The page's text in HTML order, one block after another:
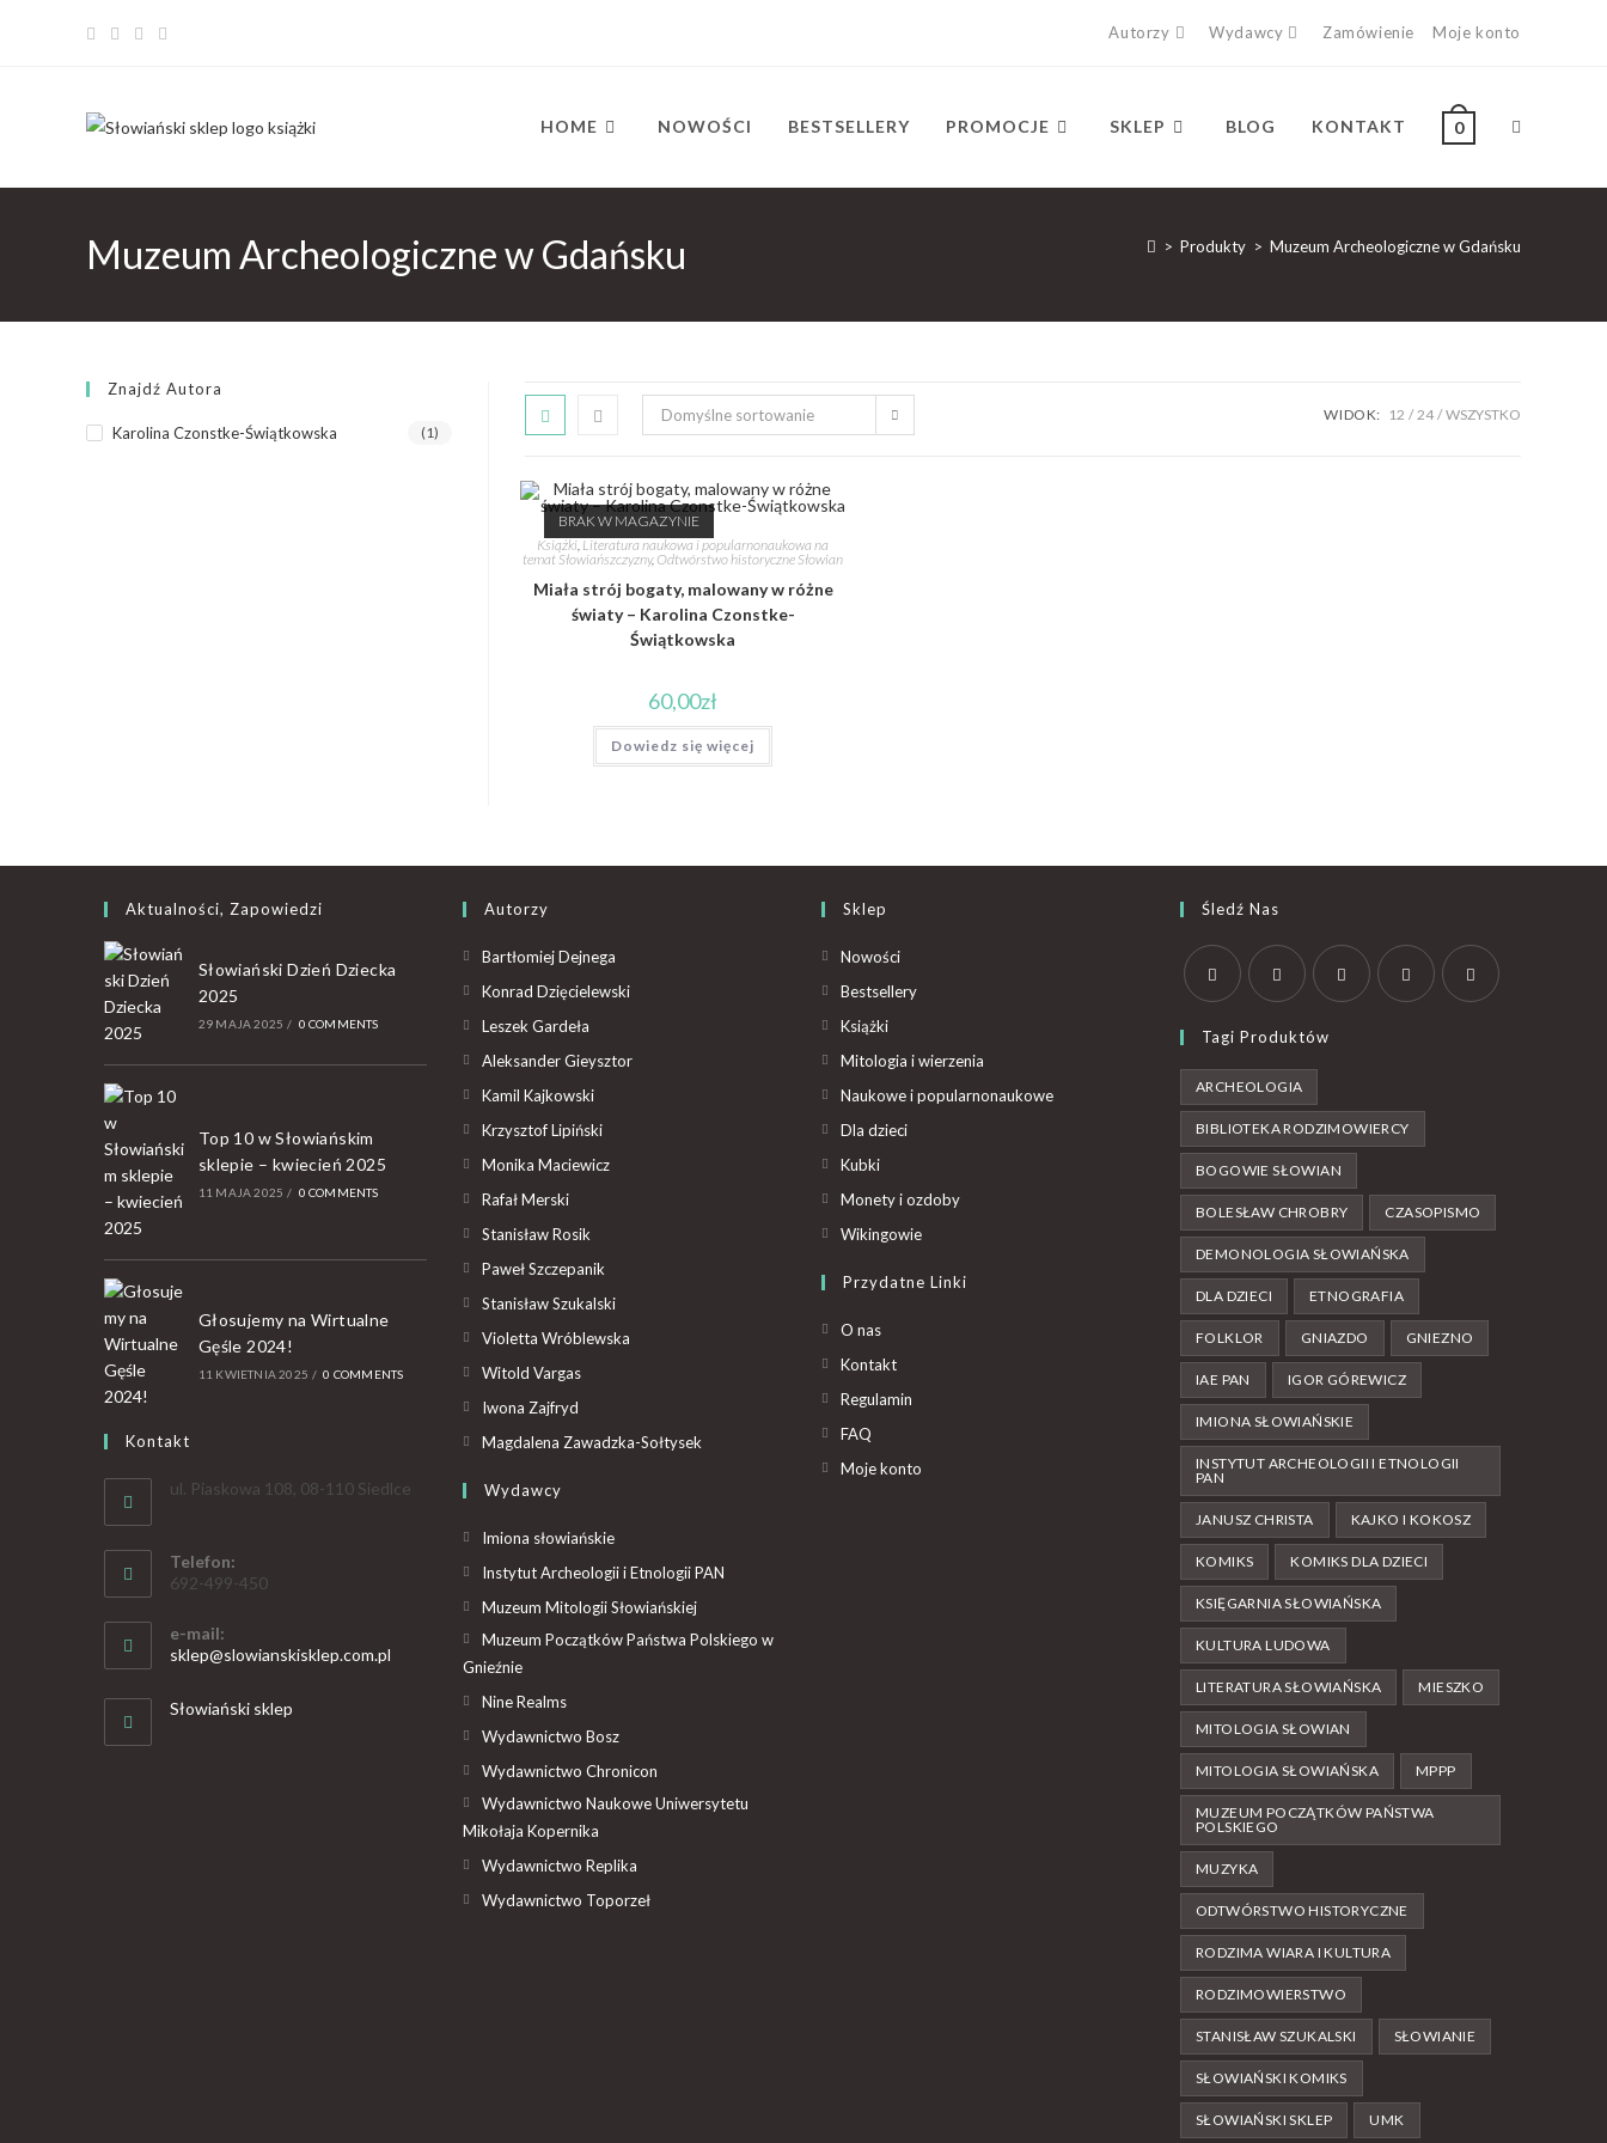
Autorzy Wydawcy Zamówienie Moje konto
HOME NOWOŚCI BESTSELLERY PROMOCJE SKLEP BLOG KONTAKT 0
Muzeum Archeologiczne w Gdańsku > Produkty > Muzeum Archeologiczne w Gdańsku
Domyślne sortowanie WIDOK: 12 24 WSZYSTKO
BRAK W MAGAZYNIE
Książki, Literatura naukowa i popularnonaukowa na
temat Słowiańszczyzny, Odtwórstwo historyczne Słowian
Miała strój bogaty, malowany w różne
światy – Karolina Czonstke-
Świątkowska
60,00zł
Dowiedz się więcej
Znajdź Autora
Karolina Czonstke-Świątkowska (1)
Aktualności, Zapowiedzi
Słowiański Dzień Dziecka
2025
29 MAJA 2025 / 0 COMMENTS
Top 10 w Słowiańskim
sklepie – kwiecień 2025
11 MAJA 2025 / 0 COMMENTS
Głosujemy na Wirtualne
Gęśle 2024!
11 KWIETNIA 2025 / 0 COMMENTS
Kontakt
ul. Piaskowa 108, 08-110 Siedlce
Telefon:
692-499-450
e-mail:
sklep@slowianskisklep.com.pl
Słowiański sklep
Autorzy
Bartłomiej Dejnega
Konrad Dzięcielewski
Leszek Gardeła
Aleksander Gieysztor
Kamil Kajkowski
Krzysztof Lipiński
Monika Maciewicz
Rafał Merski
Stanisław Rosik
Paweł Szczepanik
Stanisław Szukalski
Violetta Wróblewska
Witold Vargas
Iwona Zajfryd
Magdalena Zawadzka-Sołtysek
Wydawcy
Imiona słowiańskie
Instytut Archeologii i Etnologii PAN
Muzeum Mitologii Słowiańskiej
Muzeum Początków Państwa Polskiego w
Gnieźnie
Nine Realms
Wydawnictwo Bosz
Wydawnictwo Chronicon
Wydawnictwo Naukowe Uniwersytetu
Mikołaja Kopernika
Wydawnictwo Replika
Wydawnictwo Toporzeł
Sklep
Nowości
Bestsellery
Książki
Mitologia i wierzenia
Naukowe i popularnonaukowe
Dla dzieci
Kubki
Monety i ozdoby
Wikingowie
Przydatne Linki
O nas
Kontakt
Regulamin
FAQ
Moje konto
Śledź Nas
Tagi Produktów
ARCHEOLOGIA
BIBLIOTEKA RODZIMOWIERCY
BOGOWIE SŁOWIAN
BOLESŁAW CHROBRY CZASOPISMO
DEMONOLOGIA SŁOWIAŃSKA
DLA DZIECI ETNOGRAFIA
FOLKLOR GNIAZDO GNIEZNO
IAE PAN IGOR GÓREWICZ
IMIONA SŁOWIAŃSKIE
INSTYTUT ARCHEOLOGII I ETNOLOGII
PAN
JANUSZ CHRISTA KAJKO I KOKOSZ
KOMIKS KOMIKS DLA DZIECI
KSIĘGARNIA SŁOWIAŃSKA
KULTURA LUDOWA
LITERATURA SŁOWIAŃSKA MIESZKO
MITOLOGIA SŁOWIAN
MITOLOGIA SŁOWIAŃSKA MPPP
MUZEUM POCZĄTKÓW PAŃSTWA
POLSKIEGO
MUZYKA
ODTWÓRSTWO HISTORYCZNE
RODZIMA WIARA I KULTURA
RODZIMOWIERSTWO
STANISŁAW SZUKALSKI SŁOWIANIE
SŁOWIAŃSKI KOMIKS
SŁOWIAŃSKI SKLEP UMK